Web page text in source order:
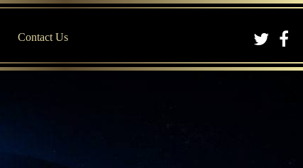
Contact Us